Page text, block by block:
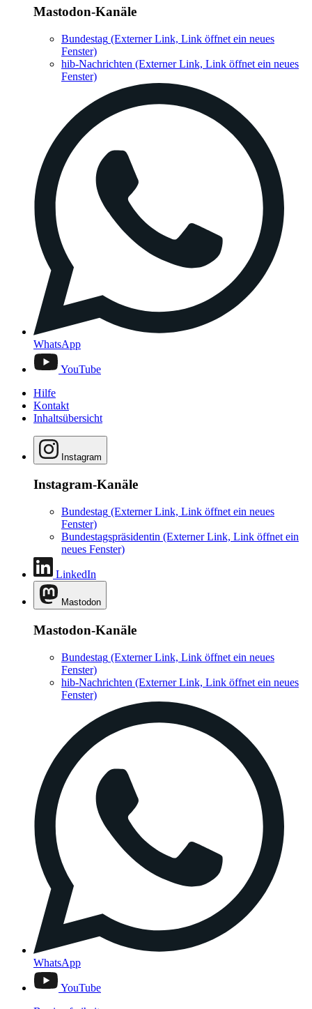
Mastodon-Kanäle
Bundestag (Externer Link, Link öffnet ein neues
Fenster)
hib-Nachrichten (Externer Link, Link öffnet ein neues
Fenster)
WhatsApp
YouTube
Hilfe
Kontakt
Inhaltsübersicht
Instagram
Instagram-Kanäle
Bundestag (Externer Link, Link öffnet ein neues
Fenster)
Bundestagspräsidentin (Externer Link, Link öffnet ein
neues Fenster)
LinkedIn
Mastodon
Mastodon-Kanäle
Bundestag (Externer Link, Link öffnet ein neues
Fenster)
hib-Nachrichten (Externer Link, Link öffnet ein neues
Fenster)
WhatsApp
YouTube